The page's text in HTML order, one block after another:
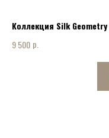
Коллекция Silk Geometry
9 500 р.